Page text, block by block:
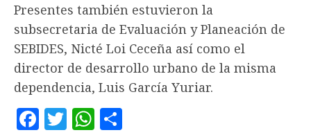
Presentes también estuvieron la
subsecretaria de Evaluación y Planeación de
SEBIDES, Nicté Loi Ceceña así como el
director de desarrollo urbano de la misma
dependencia, Luis García Yuriar.
Facebook
TwitterWhatsApp